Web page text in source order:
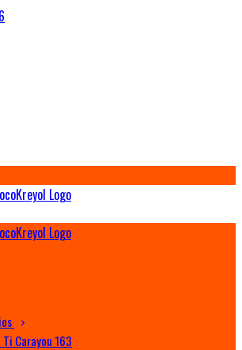
Carayou 163